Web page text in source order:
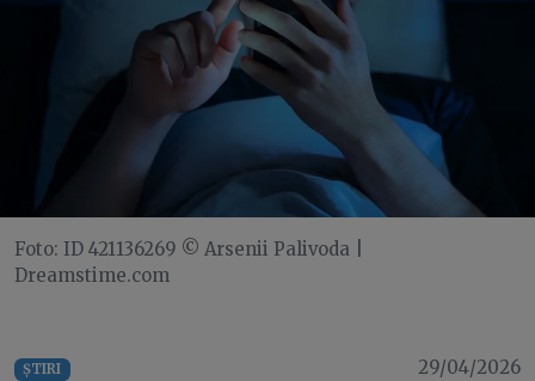
Foto: ID 421136269 © Arsenii Palivoda |
Dreamstime.com
ȘTIRI 29/04/2026